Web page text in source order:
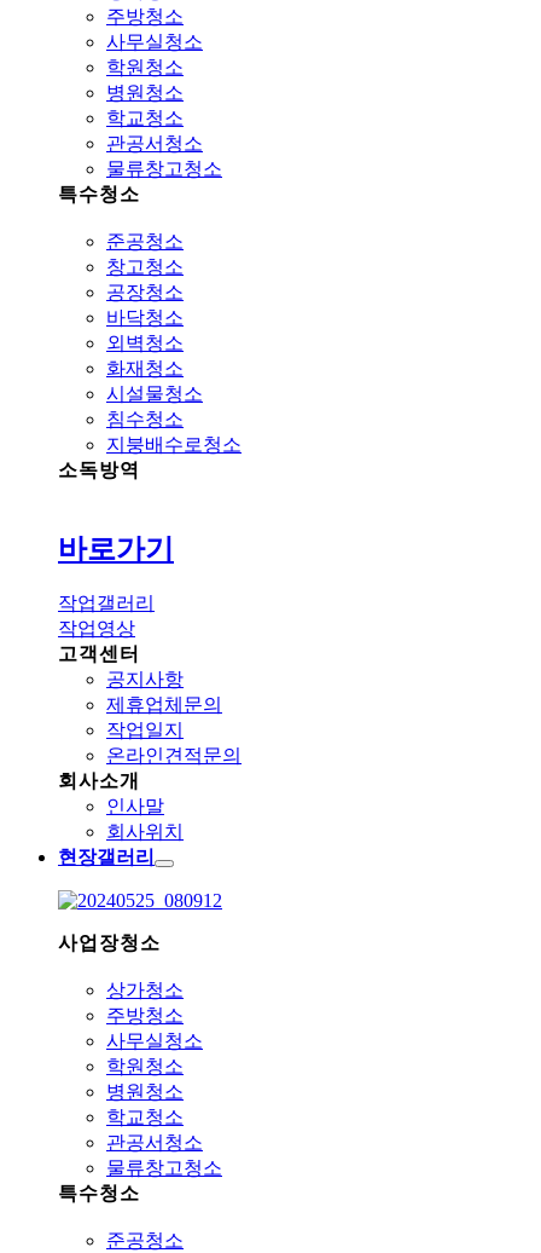
주방청소
사무실청소
학원청소
병원청소
학교청소
관공서청소
물류창고청소
특수청소
준공청소
창고청소
공장청소
바닥청소
외벽청소
화재청소
시설물청소
침수청소
지붕배수로청소
소독방역
바로가기
작업갤러리
작업영상
고객센터
공지사항
제휴업체문의
작업일지
온라인견적문의
회사소개
인사말
회사위치
현장갤러리
사업장청소
상가청소
주방청소
사무실청소
학원청소
병원청소
학교청소
관공서청소
물류창고청소
특수청소
준공청소